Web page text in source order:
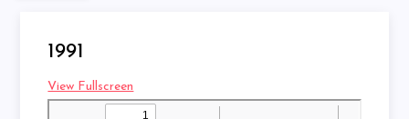
1991
View Fullscreen